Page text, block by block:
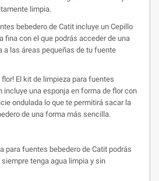
limpia.
bebedero de Catit incluye un Cepillo
fina con el que podrás acceder de una
las áreas pequeñas de tu fuente
flor! El kit de limpieza para fuentes
incluye una esponja en forma de flor con
ondulada lo que te permitirá sacar la
de una forma más sencilla.
para fuentes bebedero de Catit podrás
tenga agua limpia y sin